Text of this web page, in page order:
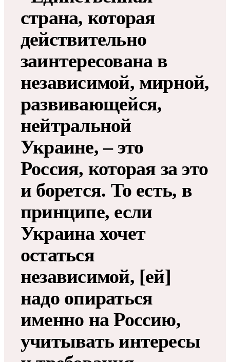
страна, которая
действительно
заинтересована в
независимой, мирной,
развивающейся,
нейтральной
Украине, – это
Россия, которая за это
и борется. То есть, в
принципе, если
Украина хочет
остаться
независимой, [ей]
надо опираться
именно на Россию,
учитывать интересы